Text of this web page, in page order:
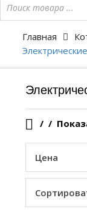
товара
Главная
/
Цена